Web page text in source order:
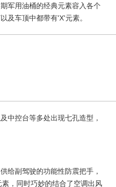
军用油桶的经典元素容入各个
及车顶中都带有'X'元素。
中控台等多处出现七孔造型，
给副驾驶的功能性防震把手，
，同时巧妙的结合了空调出风